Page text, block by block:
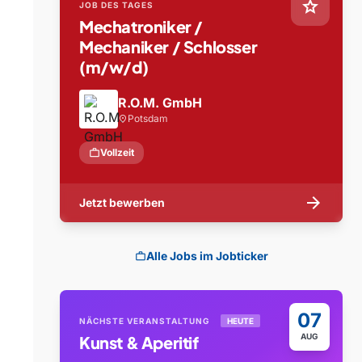
star
JOB DES TAGES
Mechatroniker /
Mechaniker / Schlosser
(m/w/d)
R.O.M. GmbH
location_on Potsdam
workVollzeit
Jetzt bewerben arrow_forward
workAlle Jobs im Jobticker
07
AUG
NÄCHSTE VERANSTALTUNG HEUTE
Kunst & Aperitif